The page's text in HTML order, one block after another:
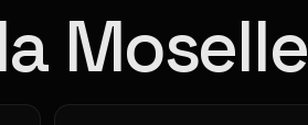
Moselle